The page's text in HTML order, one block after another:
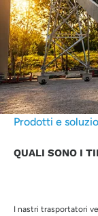
Prodotti e
QUALI SONO I
I nastri trasportatori